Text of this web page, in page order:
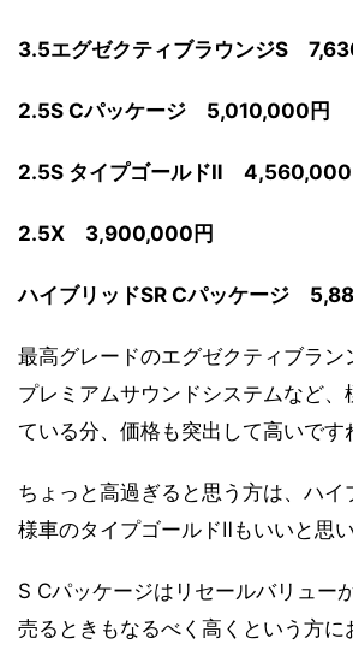
3.5エグゼクティブラウンジS
2.5S Cパッケージ 5,010,000円
2.5S タイプゴールドⅡ 4,560,000
2.5X 3,900,000円
ハイブリッドSR Cパッケージ
最高グレードのエグゼクティブラン
プレミアムサウンドシステムなど、
ている分、価格も突出して高いです
ちょっと高過ぎると思う方は、ハイ
様車のタイプゴールドⅡもいいと思い
S Cパッケージはリセールバリュー
売るときもなるべく高くという方に